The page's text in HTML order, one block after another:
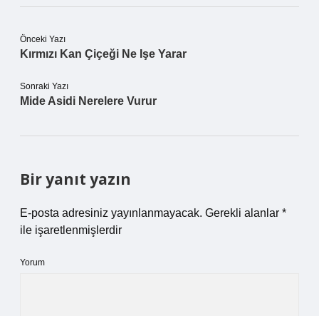
Önceki Yazı
Kırmızı Kan Çiçeği Ne Işe Yarar
Sonraki Yazı
Mide Asidi Nerelere Vurur
Bir yanıt yazın
E-posta adresiniz yayınlanmayacak. Gerekli alanlar *
ile işaretlenmişlerdir
Yorum